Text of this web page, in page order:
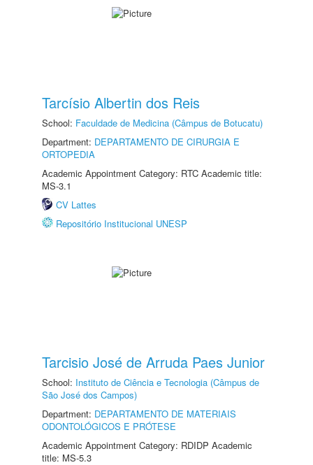
Tarcísio Albertin dos Reis
School: Faculdade de Medicina (Câmpus de Botucatu)
Department: DEPARTAMENTO DE CIRURGIA E
ORTOPEDIA
Academic Appointment Category: RTC Academic title:
MS-3.1
CV Lattes
Repositório Institucional UNESP
Tarcisio José de Arruda Paes Junior
School: Instituto de Ciência e Tecnologia (Câmpus de
São José dos Campos)
Department: DEPARTAMENTO DE MATERIAIS
ODONTOLÓGICOS E PRÓTESE
Academic Appointment Category: RDIDP Academic
title: MS-5.3